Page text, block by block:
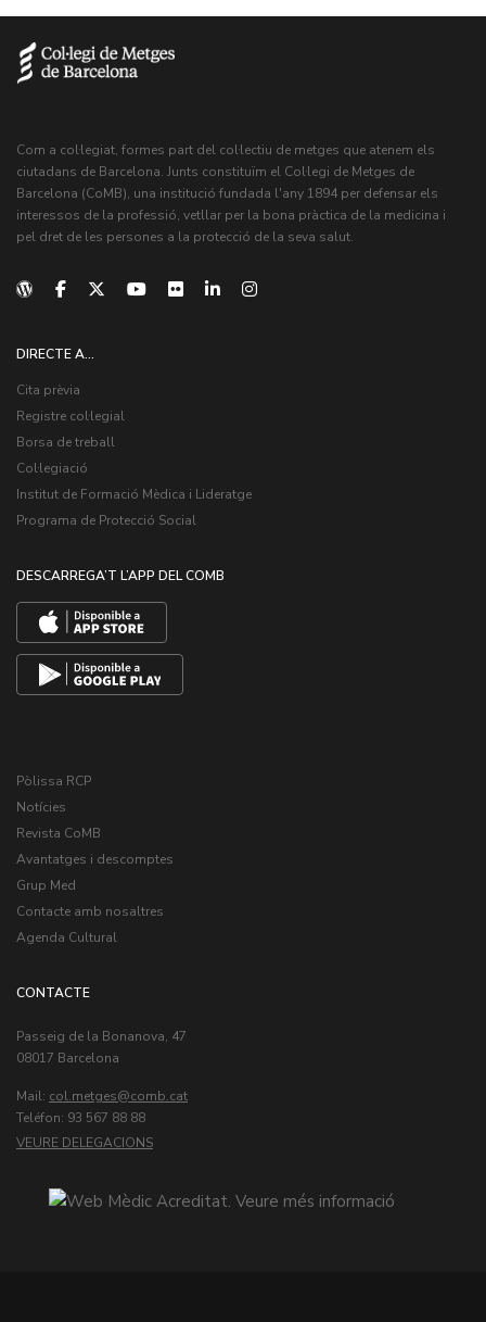
Com a col·legiat, formes part del col·lectiu de metges que atenem els
ciutadans de Barcelona. Junts constituïm el Col·legi de Metges de
Barcelona (CoMB), una institució fundada l'any 1894 per defensar els
interessos de la professió, vetllar per la bona pràctica de la medicina i
pel dret de les persones a la protecció de la seva salut.
DIRECTE A...
Cita prèvia
Registre col·legial
Borsa de treball
Col·legiació
Institut de Formació Mèdica i Lideratge
Programa de Protecció Social
DESCARREGA’T L’APP DEL COMB
Pòlissa RCP
Notícies
Revista CoMB
Avantatges i descomptes
Grup Med
Contacte amb nosaltres
Agenda Cultural
CONTACTE
Passeig de la Bonanova, 47
08017 Barcelona
Mail: col.metges
Teléfon: 93 567 88 88
VEURE DELEGACIONS